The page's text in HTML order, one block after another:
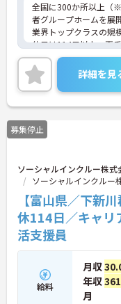
全国に300か所以上（
者グループホームを展
業界トップクラスの規
休日は114日以上、夏
度もしっかり整ってお
可能。これまでのご経
を築きたい方、ぜひご
まで、幅広い年代の方
味のある方は詳細等を
お問い合わせください。
詳細を見
募集停止
ソーシャルインクルー株
ソーシャルインクルー
【富山県／下新
休114日／キャ
活支援員
給料
月収
年収
月